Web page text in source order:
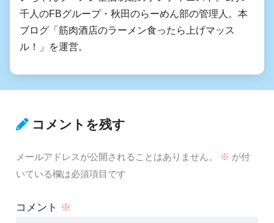
千人のFBグループ・秋田のらーめん部の管理人。本
ブログ「筋肉酒店のラーメン食ったら上げマッス
ル！」を運営。
コメントを残す
メールアドレスが公開されることはありません。 ※ が付
いている欄は必須項目です
コメント ※